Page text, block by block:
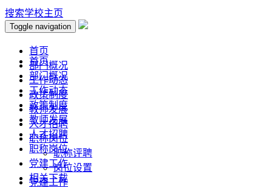
搜索学校主页
Toggle navigation
首页
部门概况
工作动态
政策制度
教师发展
人才招聘
职称岗位
职称评聘
岗位设置
党建工作
首页
部门概况
工作动态
政策制度
教师发展
人才招聘
职称岗位
党建工作
相关下载